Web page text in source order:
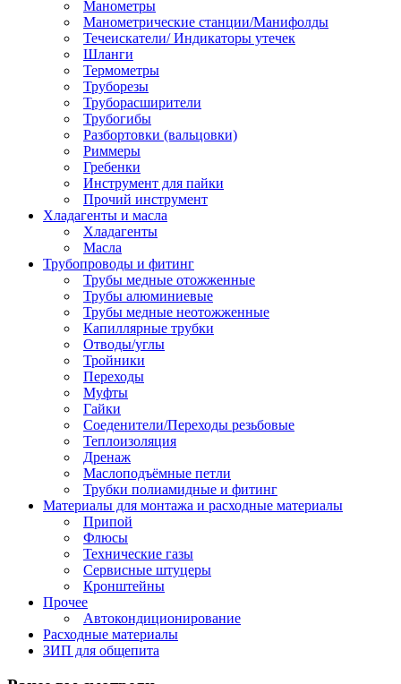
Манометры
Манометрические станции/Манифолды
Течеискатели/ Индикаторы утечек
Шланги
Термометры
Труборезы
Труборасширители
Трубогибы
Разбортовки (вальцовки)
Риммеры
Гребенки
Инструмент для пайки
Прочий инструмент
Хладагенты и масла
Хладагенты
Масла
Трубопроводы и фитинг
Трубы медные отожженные
Трубы алюминиевые
Трубы медные неотожженные
Капиллярные трубки
Отводы/углы
Тройники
Переходы
Муфты
Гайки
Соеденители/Переходы резьбовые
Теплоизоляция
Дренаж
Маслоподъёмные петли
Трубки полиамидные и фитинг
Материалы для монтажа и расходные материалы
Припой
Флюсы
Технические газы
Сервисные штуцеры
Кронштейны
Прочее
Автокондиционирование
Расходные материалы
ЗИП для общепита